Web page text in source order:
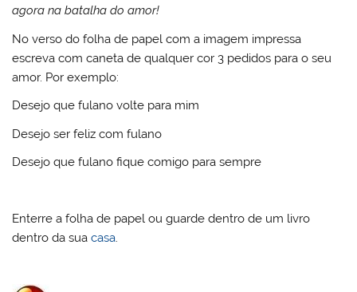
agora na batalha do amor!
No verso do folha de papel com a imagem impressa
escreva com caneta de qualquer cor 3 pedidos para o seu
amor. Por exemplo:
Desejo que fulano volte para mim
Desejo ser feliz com fulano
Desejo que fulano fique comigo para sempre
Enterre a folha de papel ou guarde dentro de um livro
dentro da suacasa.